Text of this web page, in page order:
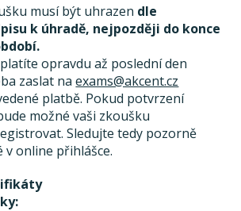
musí být uhrazen dle
k úhradě, nejpozději do konce
opravdu až poslední den
zaslat naexams@akcent.cz
platbě. Pokud potvrzení
možné vaši zkoušku
Sledujte tedy pozorně
v online přihlášce.